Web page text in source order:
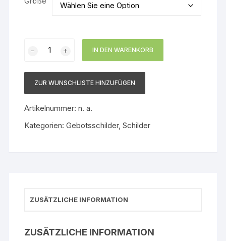
Menge
IN DEN WARENKORB
ZUR WUNSCHLISTE HINZUFÜGEN
Artikelnummer:n. a.
Kategorien:Gebotsschilder,Schilder
ZUSÄTZLICHE INFORMATION
ZUSÄTZLICHE INFORMATION